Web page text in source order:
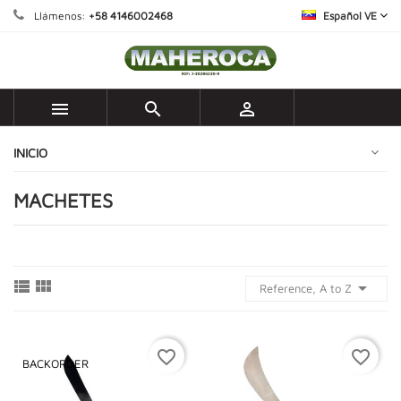
Llámenos: +58 4146002468 Español VE
  
INICIO
MACHETES
  Reference, A to Z 
BACKORDER favorite_border favorite_border